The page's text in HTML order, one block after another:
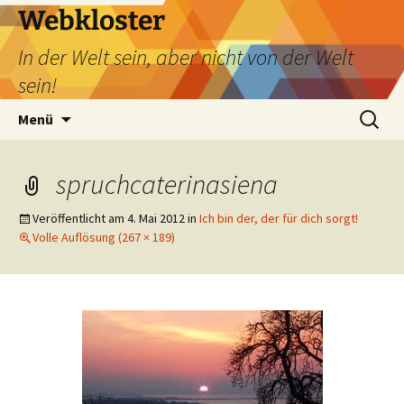
Webkloster
In der Welt sein, aber nicht von der Welt
sein!
Menü
Suchen
nach:
spruchcaterinasiena
Veröffentlicht am 4. Mai 2012in Ich bin der, der für dich sorgt!
Volle Auflösung (267 × 189)